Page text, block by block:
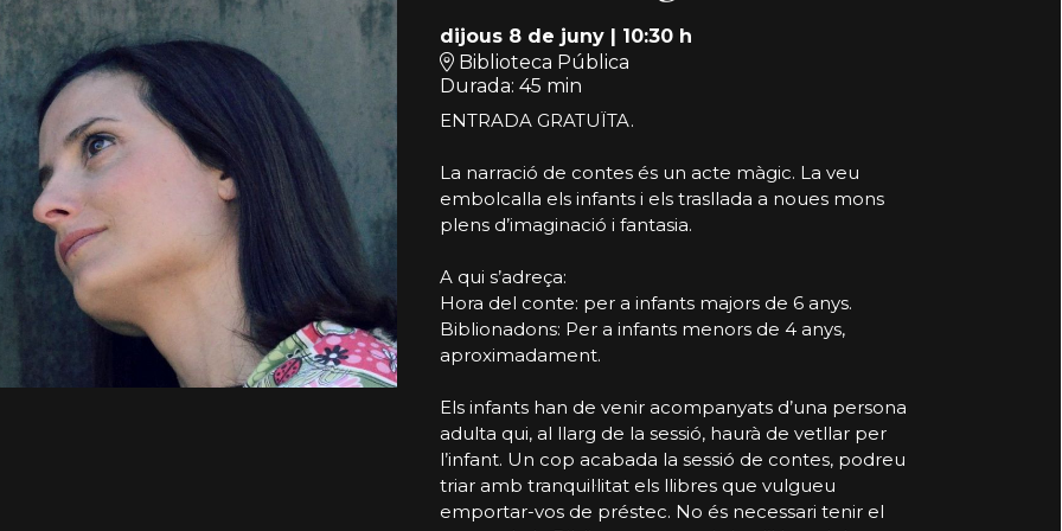
dijous 8 de juny
10:30 h
Biblioteca Pública
Durada: 45 min
ENTRADA GRATUÏTA.
La narració de contes és un acte màgic. La veu
embolcalla els infants i els trasllada a noues mons
plens d’imaginació i fantasia.
A qui s’adreça:
Hora del conte: per a infants majors de 6 anys.
Biblionadons: Per a infants menors de 4 anys,
aproximadament.
Els infants han de venir acompanyats d’una persona
adulta qui, al llarg de la sessió, haurà de vetllar per
l’infant. Un cop acabada la sessió de contes, podreu
triar amb tranquil·litat els llibres que vulgueu
emportar-vos de préstec. No és necessari tenir el